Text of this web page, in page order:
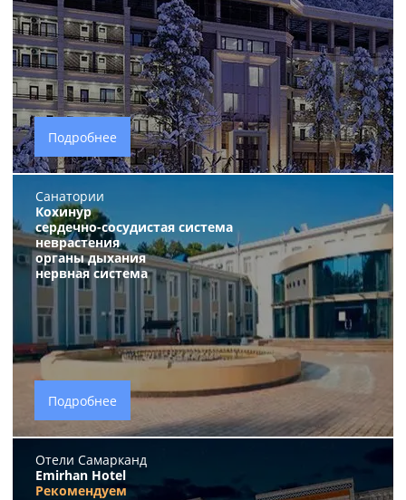
Подробнее
Санатории
Кохинур
сердечно-сосудистая система
неврастения
органы дыхания
нервная система
Подробнее
Отели Самарканд
Emirhan Hotel
Рекомендуем